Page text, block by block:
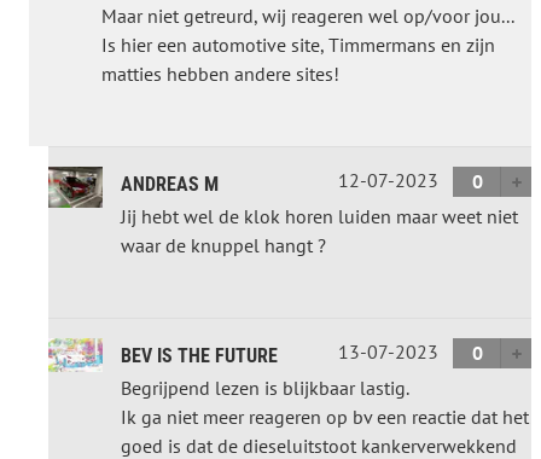
Maar niet getreurd, wij reageren wel op/voor jou...
Is hier een automotive site, Timmermans en zijn
matties hebben andere sites!
ANDREAS M 12-07-2023
0
Jij hebt wel de klok horen luiden maar weet niet
waar de knuppel hangt ?
BEV IS THE FUTURE 13-07-2023
0
Begrijpend lezen is blijkbaar lastig.
Ik ga niet meer reageren op bv een reactie dat het
goed is dat de dieseluitstoot kankerverwekkend